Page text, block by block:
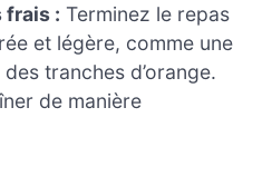
frais : Terminez le repas
et légère, comme une
tranches d’orange.
de manière